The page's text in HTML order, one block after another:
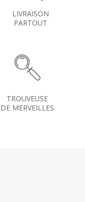
LIVRAISON
PARTOUT
TROUVEUSE
DE MERVEILLES